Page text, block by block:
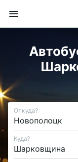
Откуда?
Куда?